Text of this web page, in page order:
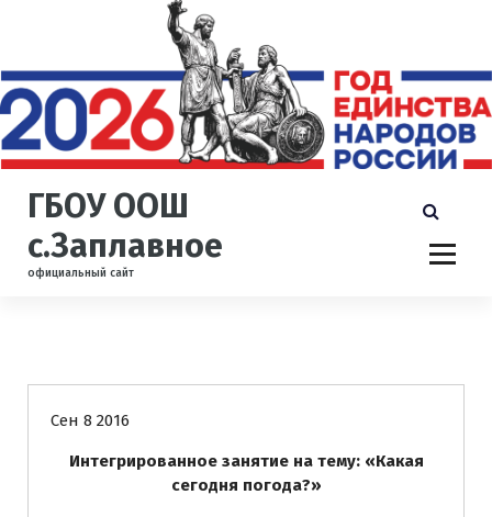
е
й
т
и
ГБОУ ООШ
с.Заплавное
официальный сайт
Сен 8 2016
Интегрированное занятие на тему: «Какая
сегодня погода?»